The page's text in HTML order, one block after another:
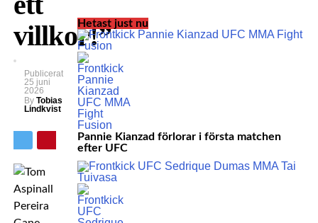
villkor!”
Publicerat
25 juni
2026
By Tobias
Lindkvist
Hetast just nu
Pannie Kianzad förlorar i första matchen
efter UFC